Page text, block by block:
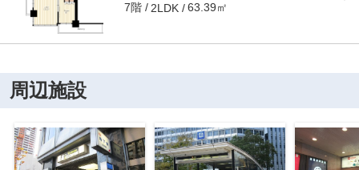
7階 2LDK 63.39㎡
周辺施設